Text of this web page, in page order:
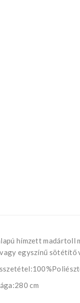
hímzett madártoll
egyszínű sötétítő
cm